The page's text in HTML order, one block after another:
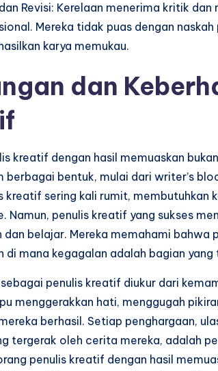
Revisi: Kerelaan menerima kritik
Mereka tidak puas dengan
karya memukau.
dan
kreatif dengan hasil memuaskan
berbagai bentuk, mulai dari writer’s
kreatif sering kali rumit, membutuhkan
Namun, penulis kreatif yang sukses
dan belajar. Mereka memahami bahwa
di mana kegagalan adalah bagian
penulis kreatif diukur dari
menggerakkan hati, menggugah
berhasil. Setiap penghargaan,
tergerak oleh cerita mereka, adalah
penulis kreatif dengan hasil